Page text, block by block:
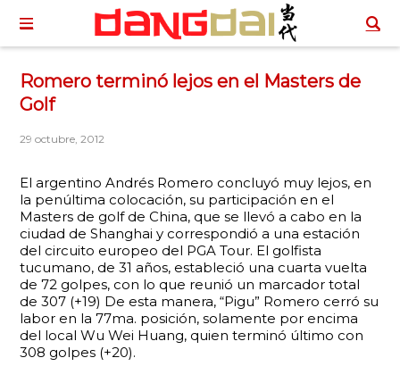
Romero terminó lejos en el Masters de
Golf
29 octubre, 2012
El argentino Andrés Romero concluyó muy lejos, en
la penúltima colocación, su participación en el
Masters de golf de China, que se llevó a cabo en la
ciudad de Shanghai y correspondió a una estación
del circuito europeo del PGA Tour. El golfista
tucumano, de 31 años, estableció una cuarta vuelta
de 72 golpes, con lo que reunió un marcador total
de 307 (+19) De esta manera, “Pigu” Romero cerró su
labor en la 77ma. posición, solamente por encima
del local Wu Wei Huang, quien terminó último con
308 golpes (+20).